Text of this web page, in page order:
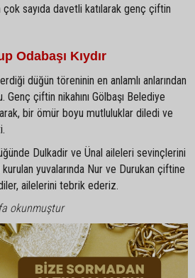
sayıda davetli katılarak genç çiftin
Odabaşı Kıydır
düğün töreninin en anlamlı anlarından
çiftin nikahını Gölbaşı Belediye
bir ömür boyu mutluluklar diledi ve
Dulkadir ve Ünal aileleri sevinçlerini
yuvalarında Nur ve Durukan çiftine
ailelerini tebrik ederiz.
okunmuştur